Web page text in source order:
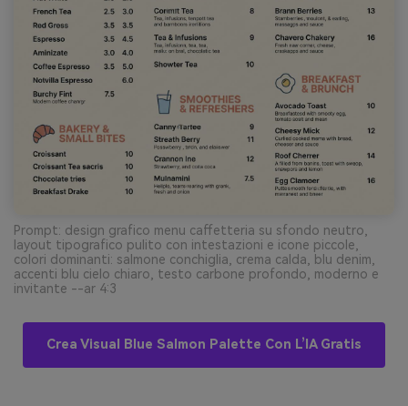
Prompt: design grafico menu caffetteria su sfondo neutro,
layout tipografico pulito con intestazioni e icone piccole,
colori dominanti: salmone conchiglia, crema calda, blu denim,
accenti blu cielo chiaro, testo carbone profondo, moderno e
invitante --ar 4:3
Crea Visual Blue Salmon Palette Con L’IA Gratis